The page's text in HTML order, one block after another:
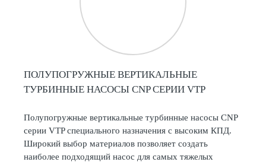
ПОЛУПОГРУЖНЫЕ ВЕРТИКАЛЬНЫЕ
ТУРБИННЫЕ НАСОСЫ CNP СЕРИИ VTP
Полупогружные вертикальные турбинные насосы CNP
серии VTP специального назначения с высоким КПД.
Широкий выбор материалов позволяет создать
наиболее подходящий насос для самых тяжелых